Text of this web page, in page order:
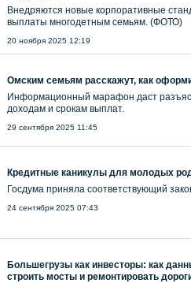
Внедряются новые корпоративные
выплаты многодетным семьям. (ФОТО)
20 ноября 2025 12:19
Омским семьям расскажут, как
Информационный марафон даст
доходам и срокам выплат.
29 сентября 2025 11:45
Кредитные каникулы для молодых
Госдума приняла соответствующий
24 сентября 2025 07:43
Большегрузы как инвесторы: как
строить мосты и ремонтировать